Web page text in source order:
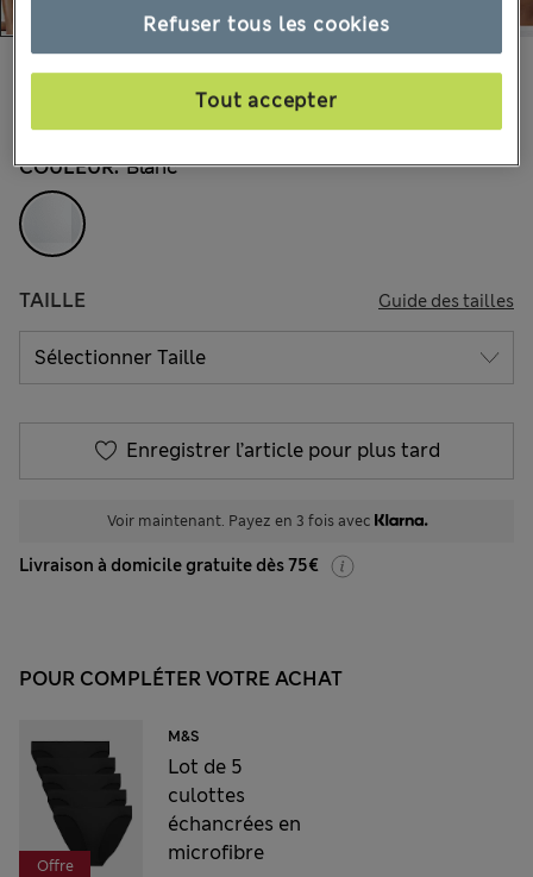
22 les commentaires reçus
24.00 € Tous les prix incluent les taxes et les frais de douanes
COULEUR: Blanc
TAILLE Guide des tailles
Enregistrer l’article pour plus tard
Voir maintenant. Payez en 3 fois avec
Livraison à domicile gratuite dès 75€
POUR COMPLÉTER VOTRE ACHAT
Offre
M&S
Lot de 5
culottes
échancrées en
microfibre
Refuser tous les cookies
Tout accepter